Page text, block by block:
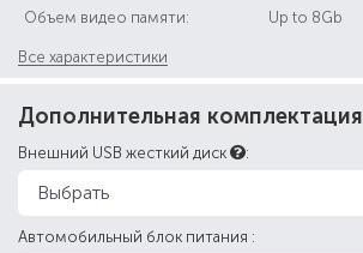
Объем видео памяти: Up to 8Gb
Все характеристики
Дополнительная комплектация
Внешний USB жесткий диск :
Автомобильный блок питания :